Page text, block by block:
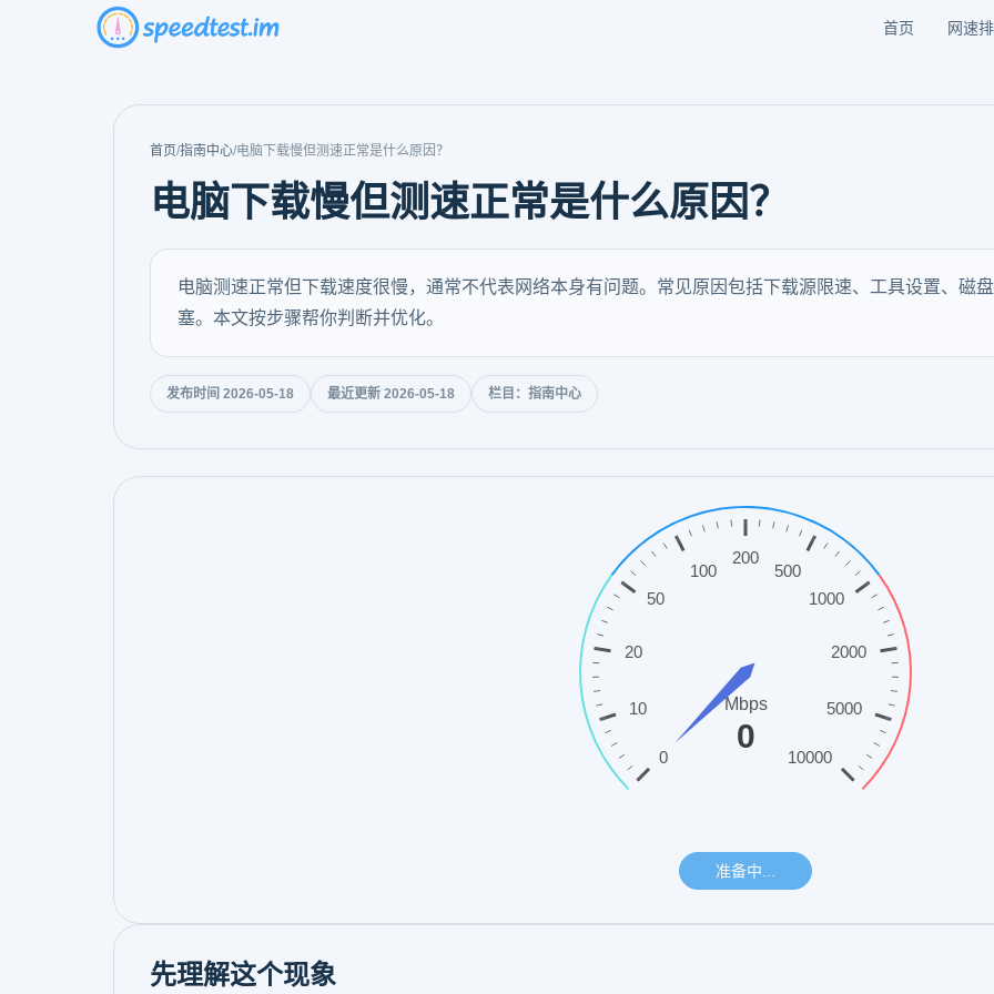
首页 网速
首页/指南中心/电脑下载慢但测速正常是什么原因？
电脑下载慢但测速正常是什么原因？
电脑测速正常但下载速度很慢，通常不代表网络本身有问题。常见原因包括下载源限速、工具设置、磁
塞。本文按步骤帮你判断并优化。
发布时间 2026-05-18 最近更新 2026-05-18 栏目：指南中心
先理解这个现象